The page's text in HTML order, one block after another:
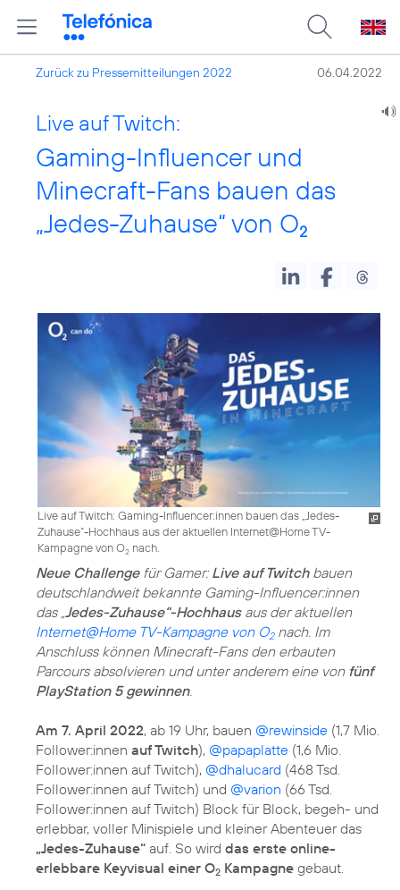
Zurück zu Pressemitteilungen 2022 06.04.2022
Live auf Twitch:
Gaming-Influencer und
Minecraft-Fans bauen das
„Jedes-Zuhause“ von O2
Live auf Twitch: Gaming-Influencer:innen bauen das „Jedes-
Zuhause“-Hochhaus aus der aktuellen Internet@Home TV-
Kampagne von O2 nach.
Neue Challengefür Gamer: Live auf Twitchbauen
deutschlandweit bekannte Gaming-Influencer:innen
das „ Jedes-Zuhause“-Hochhausaus der aktuellen
Internet@Home TV-Kampagne von O2nach. Im
Anschluss können Minecraft-Fans den erbauten
Parcours absolvieren und unter anderem eine von fünf
PlayStation 5 gewinnen.
Am 7. April 2022, ab 19 Uhr, bauen @rewinside (1,7 Mio.
Follower:innen auf Twitch), @papaplatte (1,6 Mio.
Follower:innen auf Twitch), @dhalucard (468 Tsd.
Follower:innen auf Twitch) und @varion (66 Tsd.
Follower:innen auf Twitch) Block für Block, begeh- und
erlebbar, voller Minispiele und kleiner Abenteuer das
„Jedes-Zuhause“ auf. So wird das erste online-
erlebbare Keyvisual einer O2 Kampagne gebaut.